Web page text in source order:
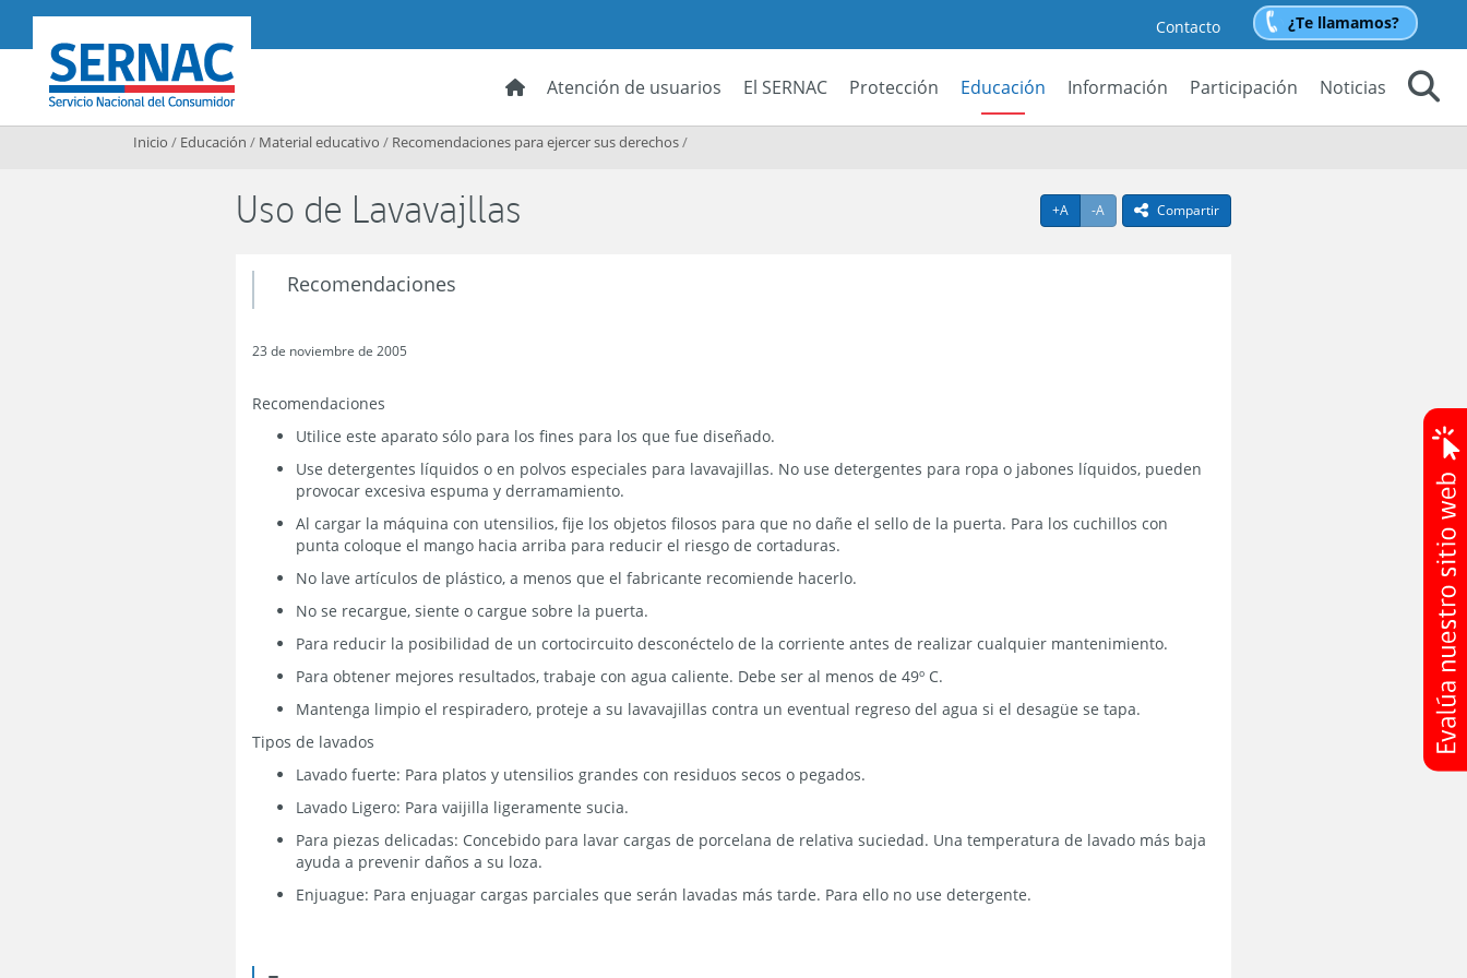
SERNAC
Contacto ¿Te llamamos?
Atención de usuarios El SERNAC Protección Educación Información Participación
Noticias
Inicio / Educación / Material educativo / Recomendaciones para ejercer sus derechos/
+A Agrandar texto
-A Achicar textoicono compartir
Compartir
Uso de Lavavajllas
Recomendaciones
23 de noviembre de 2005
Recomendaciones
Utilice este aparato sólo para los fines para los que fue diseñado.
Use detergentes líquidos o en polvos especiales para lavavajillas. No use detergentes para ropa o jabones líquidos, pueden
provocar excesiva espuma y derramamiento.
Al cargar la máquina con utensilios, fije los objetos filosos para que no dañe el sello de la puerta. Para los cuchillos con
punta coloque el mango hacia arriba para reducir el riesgo de cortaduras.
No lave artículos de plástico, a menos que el fabricante recomiende hacerlo.
No se recargue, siente o cargue sobre la puerta.
Para reducir la posibilidad de un cortocircuito desconéctelo de la corriente antes de realizar cualquier mantenimiento.
Para obtener mejores resultados, trabaje con agua caliente. Debe ser al menos de 49º C.
Mantenga limpio el respiradero, proteje a su lavavajillas contra un eventual regreso del agua si el desagüe se tapa.
Tipos de lavados
Lavado fuerte: Para platos y utensilios grandes con residuos secos o pegados.
Lavado Ligero: Para vaijilla ligeramente sucia.
Para piezas delicadas: Concebido para lavar cargas de porcelana de relativa suciedad. Una temperatura de lavado más baja
ayuda a prevenir daños a su loza.
Enjuague: Para enjuagar cargas parciales que serán lavadas más tarde. Para ello no use detergente.